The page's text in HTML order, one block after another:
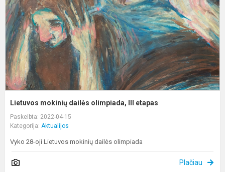
Lietuvos mokinių dailės olimpiada, III etapas
Paskelbta: 2022-04-15
Kategorija: Aktualijos
Vyko 28-oji Lietuvos mokinių dailės olimpiada
Plačiau